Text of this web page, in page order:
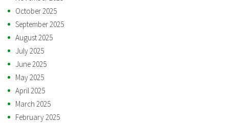
October 2025
September 2025
August 2025
July 2025
June 2025
May 2025
April 2025
March 2025
February 2025